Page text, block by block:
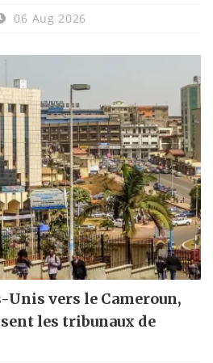
06 Aug 2026
Unis vers le Cameroun,
les tribunaux de